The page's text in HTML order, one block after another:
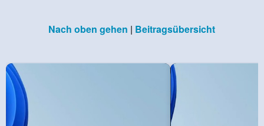
Nach oben gehen | Beitragsübersicht